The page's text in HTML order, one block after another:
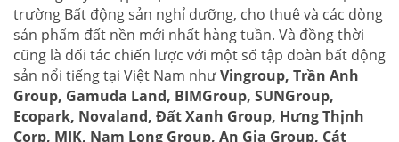
trường Bất động sản nghỉ dưỡng, cho thuê và các dòng
sản phẩm đất nền mới nhất hàng tuần. Và đồng thời
cũng là đối tác chiến lược với một số tập đoàn bất động
sản nổi tiếng tại Việt Nam nhưVingroup, Trần Anh
Group, Gamuda Land, BIMGroup, SUNGroup,
Ecopark, Novaland, Đất Xanh Group, Hưng Thịnh
Corp, MIK, Nam Long Group, An Gia Group, Cát